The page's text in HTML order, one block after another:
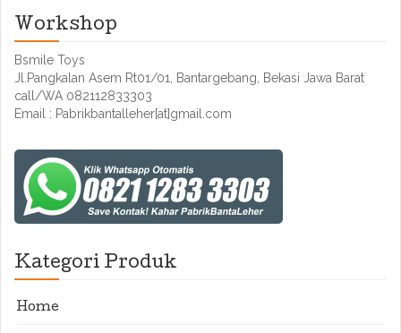
Workshop
Bsmile Toys
Jl.Pangkalan Asem Rt01/01, Bantargebang, Bekasi Jawa Barat
call/WA 082112833303
Email : Pabrikbantalleher[at]gmail.com
Kategori Produk
Home